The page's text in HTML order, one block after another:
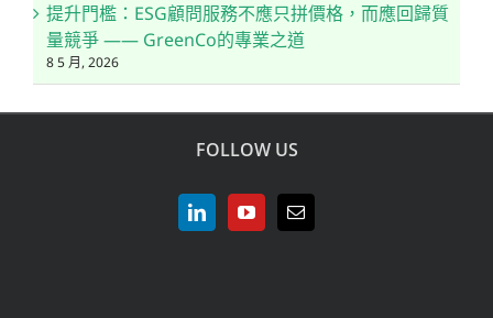
提升門檻：ESG顧問服務不應只拼價格，而應回歸質
量競爭 —— GreenCo的專業之道
8 5 月, 2026
FOLLOW US